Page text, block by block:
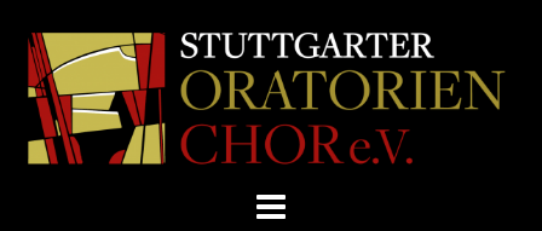
SkipHome Unkategorisiert » /